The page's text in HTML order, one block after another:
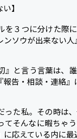
】
を３つに分けた際
ソウが出来ない人
』と言う言葉は、
告・相談・連絡
った私。その時は
てそんなに暇ちゃ
応えている内に